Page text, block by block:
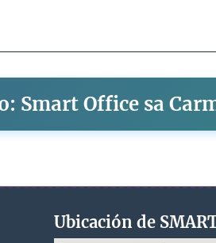
Smart Office sa
Ubicación de